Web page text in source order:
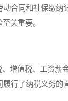
合同和社保缴
关重要。
值税、工资薪
行了纳税义务的